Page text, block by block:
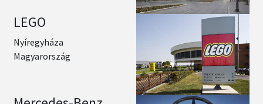
LEGO
Nyíregyháza
Magyarország